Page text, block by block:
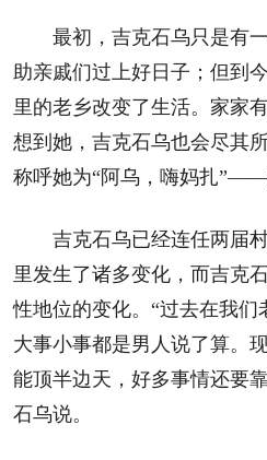
最初，吉克石乌只是有
助亲戚们过上好日子；但到
里的老乡改变了生活。家家
想到她，吉克石乌也会尽其
称呼她为“阿乌，嗨妈扎”——
吉克石乌已经连任两届
里发生了诸多变化，而吉克
性地位的变化。“过去在我们
大事小事都是男人说了算。
能顶半边天，好多事情还要
石乌说。